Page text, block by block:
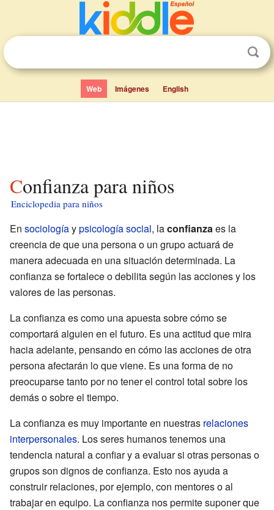
Web Imágenes English
Confianza para niños
Enciclopedia para niños
En sociologíaypsicología social, laconfianzaes la
creencia de que una persona o un grupo actuará de
manera adecuada en una situación determinada. La
confianza se fortalece o debilita según las acciones y los
valores de las personas.
La confianza es como una apuesta sobre cómo se
comportará alguien en el futuro. Es una actitud que mira
hacia adelante, pensando en cómo las acciones de otra
persona afectarán lo que viene. Es una forma de no
preocuparse tanto por no tener el control total sobre los
demás o sobre el tiempo.
La confianza es muy importante en nuestras relaciones
interpersonales. Los seres humanos tenemos una
tendencia natural a confiar y a evaluar si otras personas o
grupos son dignos de confianza. Esto nos ayuda a
construir relaciones, por ejemplo, con mentores o al
trabajar en equipo. La confianza nos permite suponer que